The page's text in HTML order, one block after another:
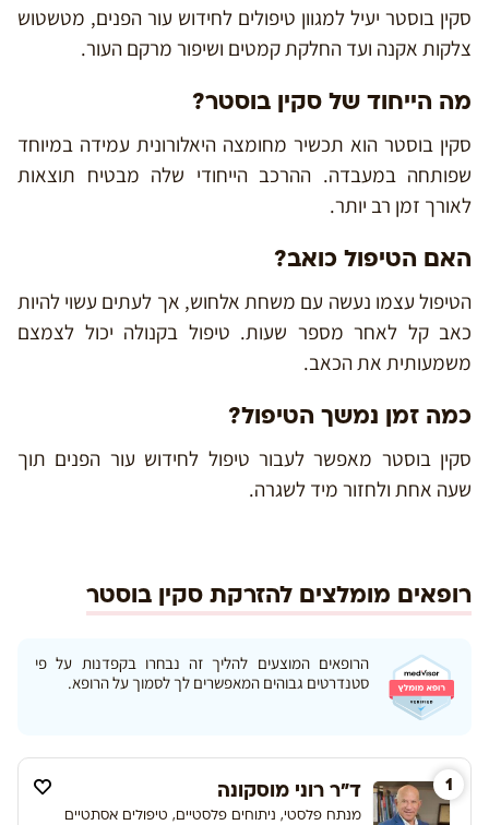
סקין בוסטר יעיל למגוון טיפולים לחידוש עור הפנים, מטשטוש
צלקות אקנה ועד החלקת קמטים ושיפור מרקם העור.
מה הייחוד של סקין בוסטר?
סקין בוסטר הוא תכשיר מחומצה היאלורונית עמידה במיוחד
שפותחה במעבדה. ההרכב הייחודי שלה מבטיח תוצאות
לאורך זמן רב יותר.
האם הטיפול כואב?
הטיפול עצמו נעשה עם משחת אלחוש, אך לעתים עשוי להיות
כאב קל לאחר מספר שעות. טיפול בקנולה יכול לצמצם
משמעותית את הכאב.
כמה זמן נמשך הטיפול?
סקין בוסטר מאפשר לעבור טיפול לחידוש עור הפנים תוך
שעה אחת ולחזור מיד לשגרה.
רופאים מומלצים להזרקת סקין בוסטר
הרופאים המוצעים להליך זה נבחרו בקפדנות על פי
סטנדרטים גבוהים המאפשרים לך לסמוך על הרופא.
ד"ר רוני מוסקונה
מנתח פלסטי, ניתוחים פלסטיים, טיפולים אסתטיים
1